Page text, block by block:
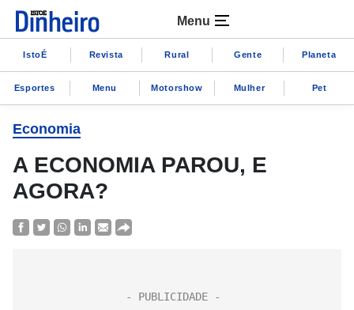
Menu
IstoÉ Revista Rural Gente Planeta
Esportes Menu Motorshow Mulher Pet
Economia
A ECONOMIA PAROU, E
AGORA?